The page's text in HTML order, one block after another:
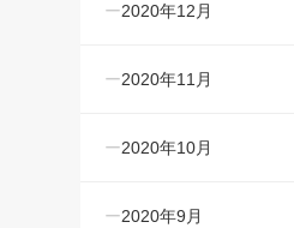
2020年12月
2020年11月
2020年10月
2020年9月